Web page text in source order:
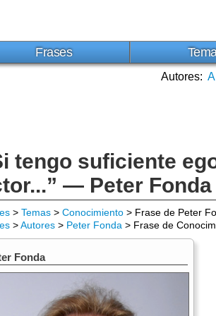
Frases
Autores: A
tengo suficiente
— Peter Fonda
> Temas > Conocimiento > Frase de Peter
>Autores > Peter Fonda > Frase de
Fonda